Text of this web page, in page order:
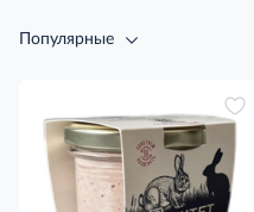
Популярные